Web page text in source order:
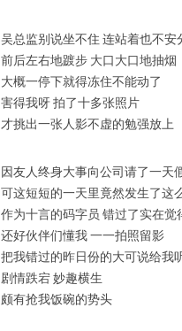
吴总监别说坐不住 连站着也不安
前后左右地踱步 大口大口地抽烟
大概一停下就得冻住不能动了
害得我呀 拍了十多张照片
才挑出一张人影不虚的勉强放上
因友人终身大事向公司请了一天
可这短短的一天里竟然发生了这
作为十言的码字员 错过了实在觉
还好伙伴们懂我 一一拍照留影
把我错过的昨日份的大可说给我
剧情跌宕 妙趣横生
颇有抢我饭碗的势头